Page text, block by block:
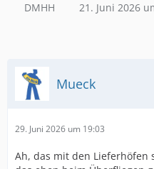
DMHH 21. Juni 2026
Mueck
29. Juni 2026 um 19:03
Ah, das mit den Lieferhöfen